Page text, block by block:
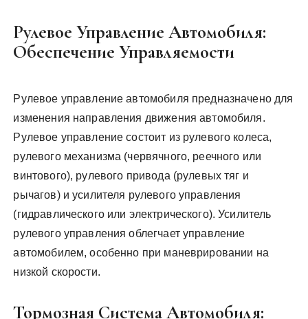
Рулевое Управление Автомобиля:
Обеспечение Управляемости
Рулевое управление автомобиля предназначено для
изменения направления движения автомобиля.
Рулевое управление состоит из рулевого колеса,
рулевого механизма (червячного, реечного или
винтового), рулевого привода (рулевых тяг и
рычагов) и усилителя рулевого управления
(гидравлического или электрического). Усилитель
рулевого управления облегчает управление
автомобилем, особенно при маневрировании на
низкой скорости.
Тормозная Система Автомобиля: